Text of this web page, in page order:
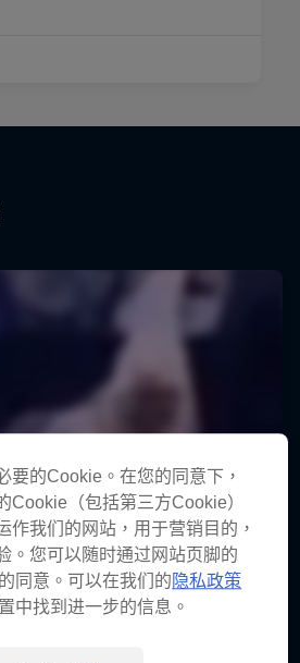
要的Cookie。在您的同意下，
Cookie（包括第三方Cookie）
作我们的网站，用于营销目的，
。您可以随时通过网站页脚的
同意。可以在我们的 隐私政策
中找到进一步的信息。